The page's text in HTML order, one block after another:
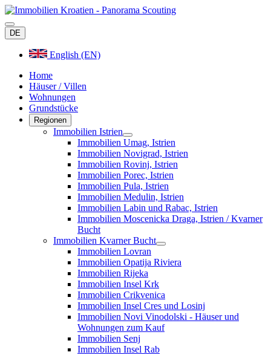
DE
English (EN)
Home
Häuser / Villen
Wohnungen
Grundstücke
Regionen
Immobilien Istrien
Immobilien Umag, Istrien
Immobilien Novigrad, Istrien
Immobilien Rovinj, Istrien
Immobilien Porec, Istrien
Immobilien Pula, Istrien
Immobilien Medulin, Istrien
Immobilien Labin und Rabac, Istrien
Immobilien Moscenicka Draga, Istrien / Kvarner
Bucht
Immobilien Kvarner Bucht
Immobilien Lovran
Immobilien Opatija Riviera
Immobilien Rijeka
Immobilien Insel Krk
Immobilien Crikvenica
Immobilien Insel Cres und Losinj
Immobilien Novi Vinodolski - Häuser und
Wohnungen zum Kauf
Immobilien Senj
Immobilien Insel Rab